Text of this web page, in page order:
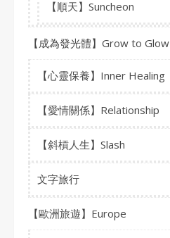
【順天】Suncheon
【成為發光體】Grow to Glow
【心靈保養】Inner Healing
【愛情關係】Relationship
【斜槓人生】Slash
文字旅行
【歐洲旅遊】Europe